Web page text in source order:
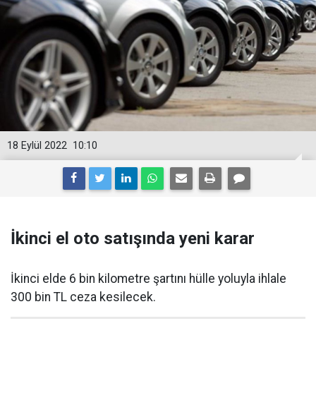
10:10
18 Eylül 2022
İkinci el oto satışında yeni karar
İkinci elde 6 bin kilometre şartını hülle yoluyla ihlale
300 bin TL ceza kesilecek.